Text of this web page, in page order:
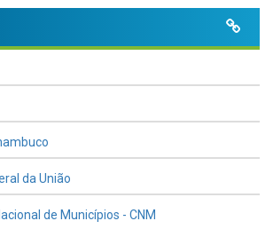
da União
de Municípios - CNM